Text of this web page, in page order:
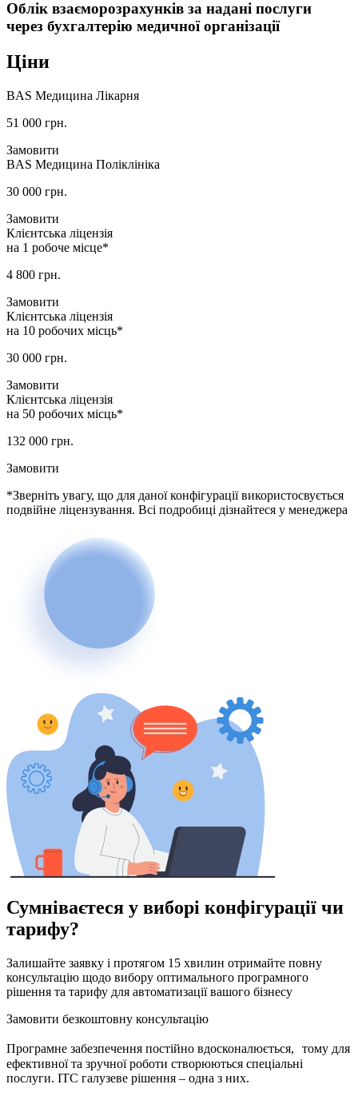
Облік взаєморозрахунків за надані послуги
через бухгалтерію медичної організації
Ціни
BAS Медицина Лікарня
51 000 грн.
Замовити
BAS Медицина Поліклініка
30 000 грн.
Замовити
Клієнтська ліцензія
на 1 робоче місце*
4 800 грн.
Замовити
Клієнтська ліцензія
на 10 робочих місць*
30 000 грн.
Замовити
Клієнтська ліцензія
на 50 робочих місць*
132 000 грн.
Замовити
*Зверніть увагу, що для даної конфігурації використосвується
подвійне ліцензування. Всі подробиці дізнайтеся у менеджера
Сумніваєтеся у виборі конфігурації чи
тарифу?
Залишайте заявку і протягом 15 хвилин отримайте повну
консультацію щодо вибору оптимального програмного
рішення та тарифу для автоматизації вашого бізнесу
Замовити безкоштовну консультацію
Програмне забезпечення постійно вдосконалюється, тому для
ефективної та зручної роботи створюються спеціальні
послуги. ІТС галузеве рішення – одна з них.